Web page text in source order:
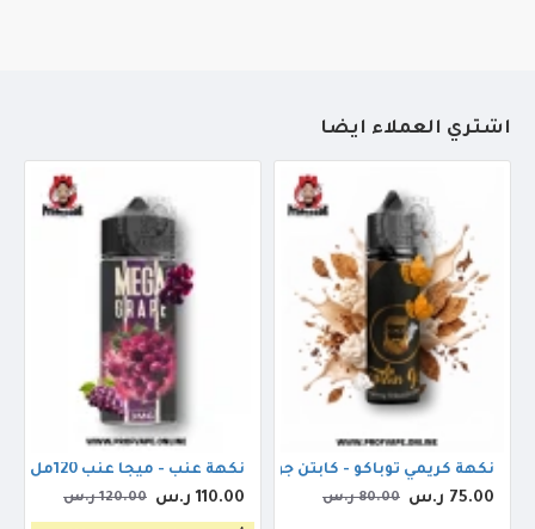
أشتري العملاء أيضاً
60مل 3ملجمنكهة كريمي توباكو - كابتن جولد كريمي توباكو بلند 60مل
75.00 ر.س 80.00 ر.س
نكهة عنب - ميجا عنب 120مل
110.00 ر.س 120.00 ر.س